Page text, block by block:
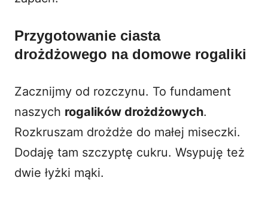
Przygotowanie ciasta
drożdżowego na domowe rogaliki
Zacznijmy od rozczynu. To fundament
naszych rogalików drożdżowych.
Rozkruszam drożdże do małej miseczki.
Dodaję tam szczyptę cukru. Wsypuję też
dwie łyżki mąki.